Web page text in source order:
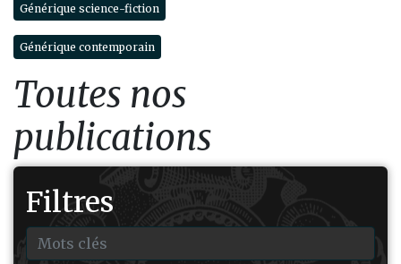
Générique science-fiction
Générique contemporain
Toutes nos
publications
Filtres